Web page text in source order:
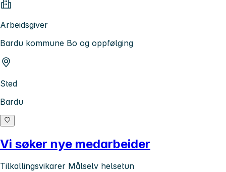
Arbeidsgiver
Bardu kommune Bo og oppfølging
Sted
Bardu
Vi søker nye medarbeider
Tilkallingsvikarer Målselv helsetun